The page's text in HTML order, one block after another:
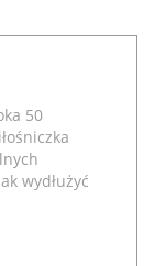
50
wydłużyć